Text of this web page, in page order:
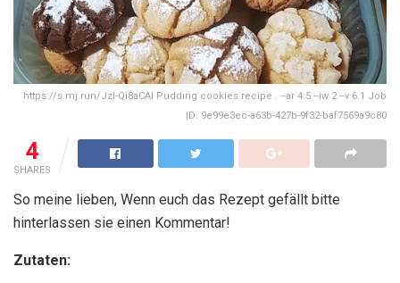
https://s.mj.run/Jzl-Qi8aCAI Pudding cookies recipe . --ar 4:5 --iw 2 --v 6.1 Job
ID: 9e99e3ec-a63b-427b-9f32-baf7569a9c80
4
SHARES
So meine lieben, Wenn euch das Rezept gefällt bitte
hinterlassen sie einen Kommentar!
Zutaten: